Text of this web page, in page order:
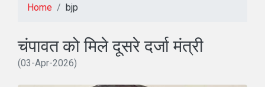
Home bjp
चंपावत को मिले दूसरे दर्जा मंत्री
(03-Apr-2026)